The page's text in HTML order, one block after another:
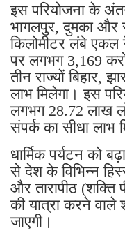
इस परियोजना के
भागलपुर, दुमका और
किलोमीटर लंबे
पर लगभग 3,169
तीन राज्यों बिहार,
लाभ मिलेगा। इस
लगभग 28.72 लाख
संपर्क का सीधा लाभ
धार्मिक पर्यटन को
से देश के विभिन्न
और तारापीठ (शक्ति
की यात्रा करने वाले
जाएगी।